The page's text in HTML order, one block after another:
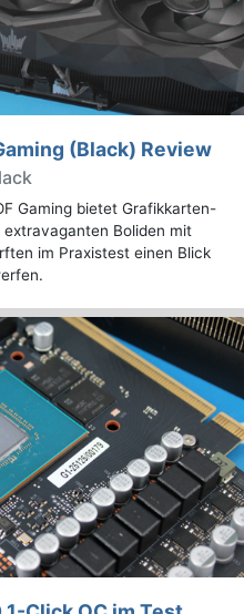
(Black) Review
Gaming bietet Grafikkarten-
extravaganten Boliden mit
im Praxistest einen Blick